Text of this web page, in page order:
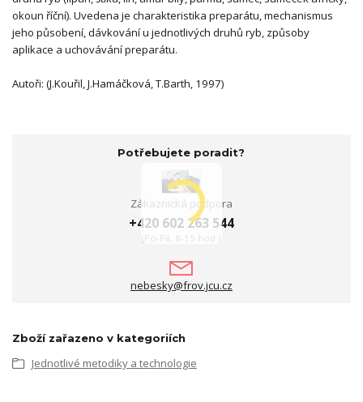
okoun říční). Uvedena je charakteristika preparátu, mechanismus
jeho působení, dávkování u jednotlivých druhů ryb, způsoby
aplikace a uchovávání preparátu.
Autoři: (J.Kouřil, J.Hamáčková, T.Barth, 1997)
Potřebujete poradit?
Zákaznická podpora
+420 602 263 544
(Po-Pá, 8-15 hod.)
nebesky@frov.jcu.cz
Zboží zařazeno v kategoriích
Jednotlivé metodiky a technologie